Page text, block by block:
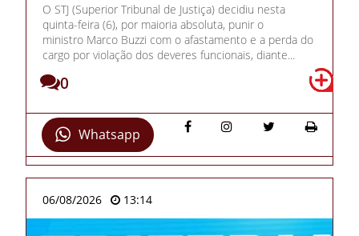
O STJ (Superior Tribunal de Justiça) decidiu nesta
quinta-feira (6), por maioria absoluta, punir o
ministro Marco Buzzi com o afastamento e a perda do
cargo por violação dos deveres funcionais, diante...
0
Whatsapp
06/08/2026 13:14